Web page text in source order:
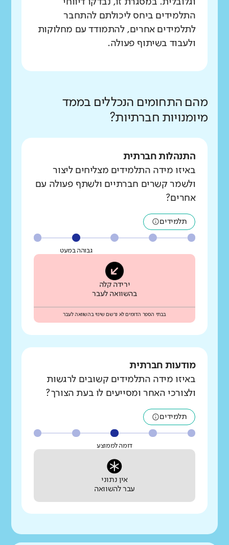
וגלובלית. במסגרת זו, נבדקו דיווחי
התלמידים ביחס ליכולתם להתחבר
לתלמידים אחרים, להתמודד עם מחלוקות
ולעבוד בשיתוף פעולה.
מהם התחומים הנכללים בממד
מיומנויות חברתיות?
התנהלות חברתית
באיזו מידה התלמידים מצליחים ליצור
ולשמר קשרים חברתיים ולשתף פעולה עם
אחרים?
תלמידים
גבוהה במעט
ירידה קלה
בהשוואה לעבר
בבתי הספר הדומים לא נרשם שינוי בהשוואה לעבר
מודעות חברתית
באיזו מידה התלמידים קשובים לרגשות
ולצורכי האחר ומסייעים לו בעת הצורך?
תלמידים
דומה לממוצע
אין נתוני
עבר להשוואה